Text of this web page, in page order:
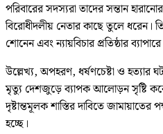
পরিবারের সদস্যরা তাদের সন্তান
বিরোধীদলীয় নেতার কাছে তুলে ধরেন।
শোনেন এবং ন্যায়বিচার প্রতিষ্ঠার
উল্লেখ্য, অপহরণ, ধর্ষণচেষ্টা ও হত্যার
মৃত্যু দেশজুড়ে ব্যাপক আলোড়ন সৃষ্টি
দৃষ্টান্তমূলক শাস্তির দাবিতে
হচ্ছে।